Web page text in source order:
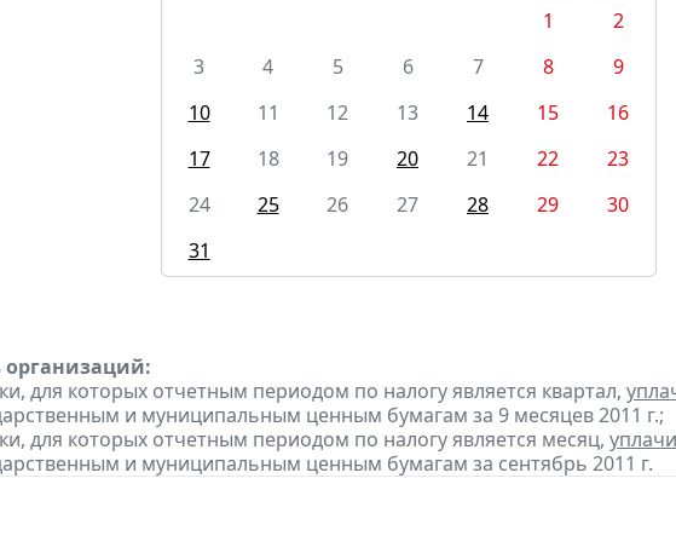
1
2
3
4 5 6 7 8
9
10
11 12 13 14 15
16
17
18 19 20 21 22
23
24
25 26 27 28 29
30
31
для которых отчетным периодом по налогу является квартал,
и муниципальным ценным бумагам за 9 месяцев 2011 г.;
для которых отчетным периодом по налогу является месяц,
и муниципальным ценным бумагам за сентябрь 2011 г.